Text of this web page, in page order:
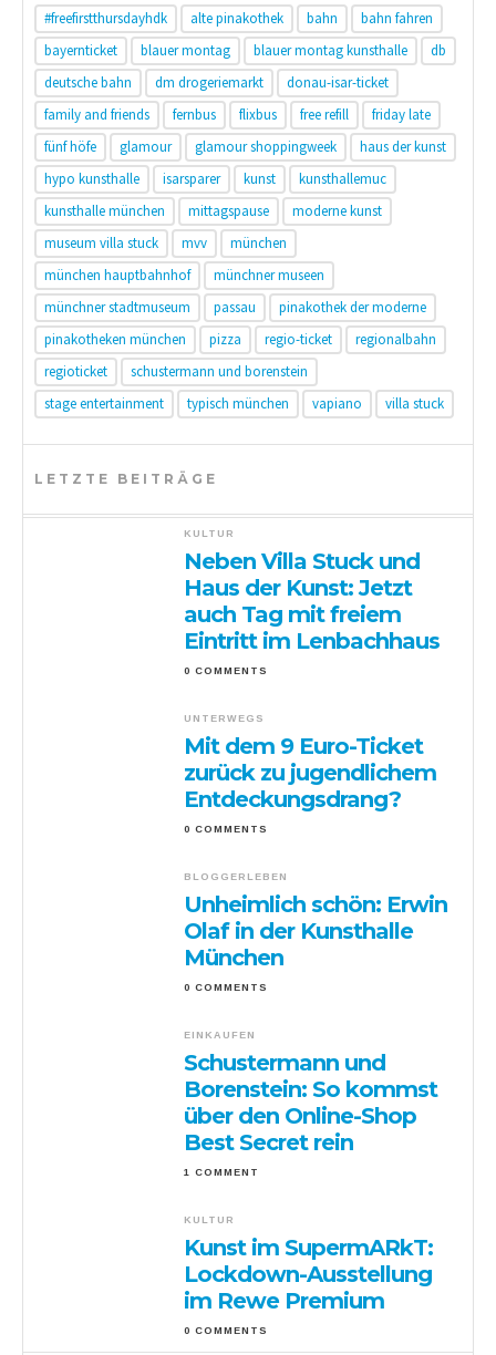
#freefirstthursdayhdk alte pinakothek bahn
bahn fahren
bayernticket
blauer montag blauer montag kunsthalle
db
deutsche bahn
dm drogeriemarkt
donau-isar-ticket
family and friends
fernbus flixbus free refill
friday late
fünf höfe
glamour glamour shoppingweek
haus der kunst
hypo kunsthalle
isarsparer kunst
kunsthallemuc
kunsthalle münchen
mittagspause
moderne kunst
museum villa stuck
mvv
münchen
münchen hauptbahnhof
münchner museen
münchner stadtmuseum
passau
pinakothek der moderne
pinakotheken münchen
pizza regio-ticket
regionalbahn
regioticket
schustermann und borenstein
stage entertainment
typisch münchen vapiano villa stuck
LETZTE BEITRÄGE
KULTUR
Neben Villa Stuck und
Haus der Kunst: Jetzt
auch Tag mit freiem
Eintritt im Lenbachhaus
0 COMMENTS
UNTERWEGS
Mit dem 9 Euro-Ticket
zurück zu jugendlichem
Entdeckungsdrang?
0 COMMENTS
BLOGGERLEBEN
Unheimlich schön: Erwin
Olaf in der Kunsthalle
München
0 COMMENTS
EINKAUFEN
Schustermann und
Borenstein: So kommst
über den Online-Shop
Best Secret rein
1 COMMENT
KULTUR
Kunst im SupermARkT:
Lockdown-Ausstellung
im Rewe Premium
0 COMMENTS